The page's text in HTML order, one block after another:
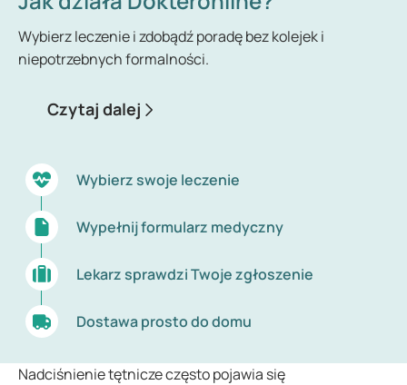
Wybierz leczenie i zdobądź poradę bez kolejek i
niepotrzebnych formalności.
Czytaj dalej
Wybierz swoje leczenie
Wypełnij formularz medyczny
Lekarz sprawdzi Twoje zgłoszenie
Dostawa prosto do domu
Nadciśnienie tętnicze często pojawia się